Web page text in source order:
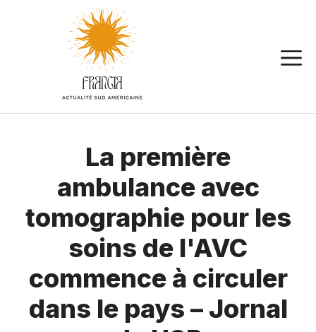
La première
ambulance avec
tomographie pour les
soins de l'AVC
commence à circuler
dans le pays – Jornal